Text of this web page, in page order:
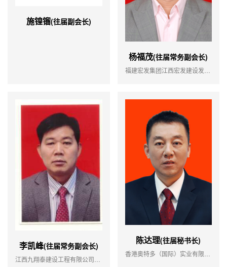
施锽镏(往届副会长)
杨福茂(往届常务副会长)
福建宏发集团江西宏发建设发展有限公司主营：建筑、板材、石材
李凯峰(往届常务副会长)
陈达理(往届秘书长)